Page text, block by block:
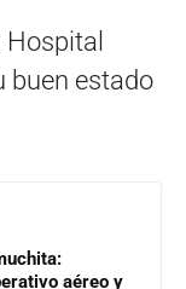
buen estado
aéreo y